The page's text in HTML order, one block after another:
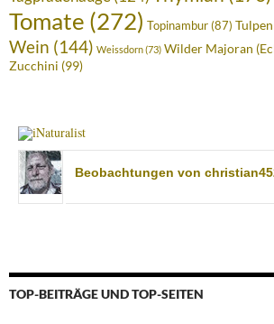
Tomate (272) Topinambur(87) Tulpen
Wein (144) Weissdorn(73) Wilder Majoran
Zucchini (99)
Beobachtungen von
TOP-BEITRÄGE UND TOP-SEITEN